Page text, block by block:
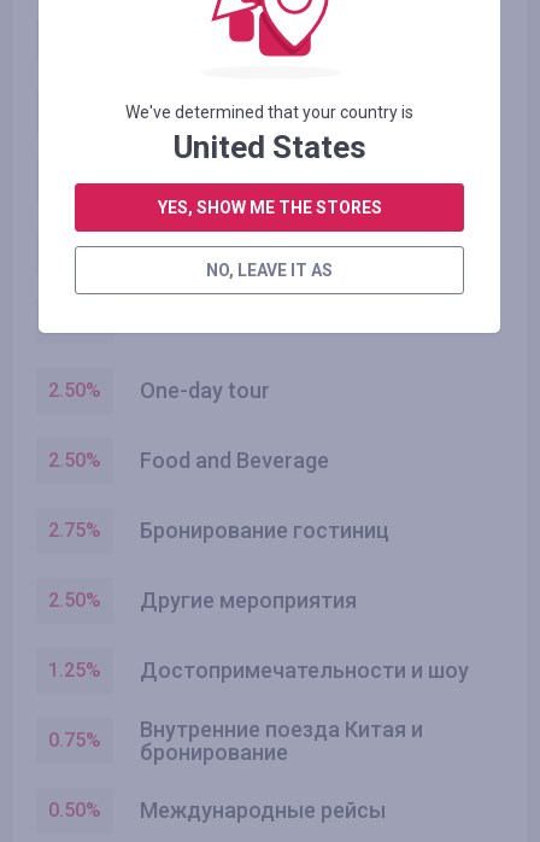
Leisure/Recreation
Outdoor activities
2.50% Wi-Fi
2.50% Visa Internationalization
2.50% One-day tour
2.50% Food and Beverage
2.75% Бронирование гостиниц
2.50% Другие мероприятия
1.25% Достопримечательности и шоу
0.75%
Внутренние поезда Китая и
бронирование
0.50% Международные рейсы
We've determined that your country is
United States
YES, SHOW ME THE STORES
NO, LEAVE IT AS